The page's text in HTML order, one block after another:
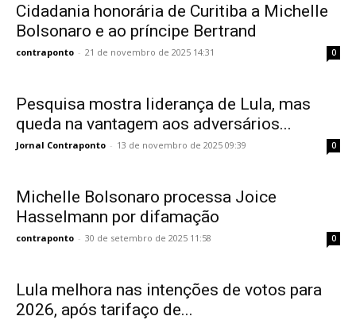
Cidadania honorária de Curitiba a Michelle
Bolsonaro e ao príncipe Bertrand
contraponto - 21 de novembro de 2025 14:31 0
Pesquisa mostra liderança de Lula, mas
queda na vantagem aos adversários...
Jornal Contraponto - 13 de novembro de 2025 09:39 0
Michelle Bolsonaro processa Joice
Hasselmann por difamação
contraponto - 30 de setembro de 2025 11:58 0
Lula melhora nas intenções de votos para
2026, após tarifaço de...